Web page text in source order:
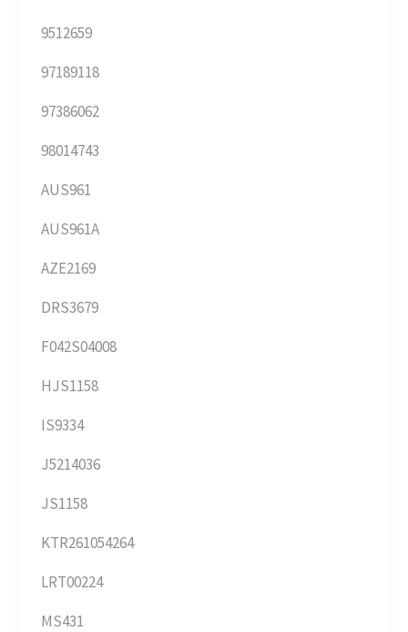
9512659
97189118
97386062
98014743
AUS961
AUS961A
AZE2169
DRS3679
F042S04008
HJS1158
IS9334
J5214036
JS1158
KTR261054264
LRT00224
MS431